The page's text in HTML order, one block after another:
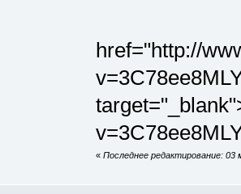
href="http://
« Последнее редактирование: 03